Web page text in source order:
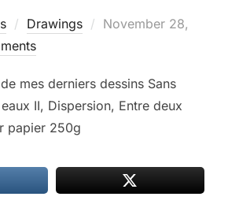
Drawings
Posted
November 28,
mes derniers dessins Sans
II, Dispersion, Entre deux
papier 250g